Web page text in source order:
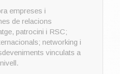
empreses i
de relacions
patrocini i RSC;
networking i
vinculats a